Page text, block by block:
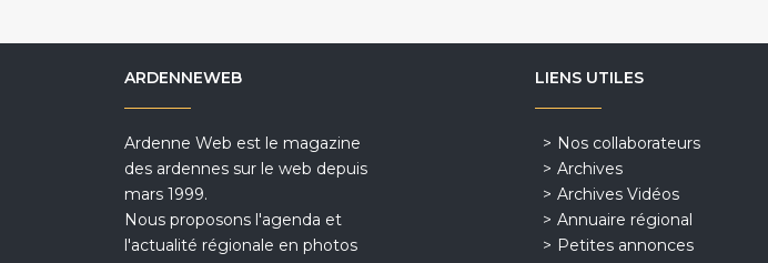
ARDENNEWEB
Ardenne Web est le magazine
des ardennes sur le web depuis
mars 1999.
Nous proposons l'agenda et
l'actualité régionale en photos
LIENS UTILES
Nos collaborateurs
Archives
Archives Vidéos
Annuaire régional
Petites annonces